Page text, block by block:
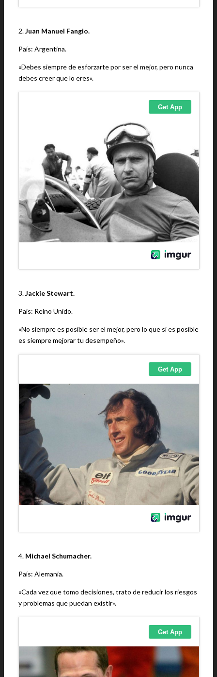
2.Juan Manuel Fangio.
País: Argentina.
«Debes siempre de esforzarte por ser el mejor, pero nunca
debes creer que lo eres».
3.Jackie Stewart.
País: Reino Unido.
«No siempre es posible ser el mejor, pero lo que sí es posible
es siempre mejorar tu desempeño».
4. Michael Schumacher.
País: Alemania.
«Cada vez que tomo decisiones, trato de reducir los riesgos
y problemas que puedan existir».